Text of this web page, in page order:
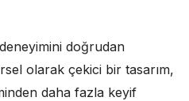
doğrudan
olarak çekici bir tasarım,
daha fazla keyif